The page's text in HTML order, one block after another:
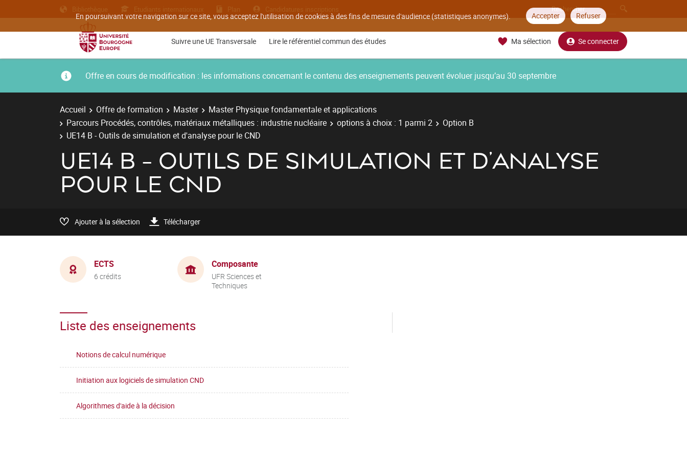
En poursuivant votre navigation sur ce site, vous acceptez l'utilisation de cookies à des fins de mesure d'audience (statistiques anonymes). Accepter Refuser
Bibliothèque Etudiants internationaux Plan Candidatures inscriptions
Suivre une UE Transversale Lire le référentiel commun des études Ma sélection Se connecter
Offre en cours de modification : les informations concernant le contenu des enseignements peuvent évoluer jusqu’au 30 septembre
Accueil Offre de formation Master
Master Physique fondamentale et applications
Parcours Procédés, contrôles, matériaux métalliques : industrie nucléaire
options à choix : 1 parmi 2
Option B
UE14 B - Outils de simulation et d'analyse pour le CND
UE14 B - OUTILS DE SIMULATION ET D'ANALYSE
POUR LE CND
Ajouter à la sélection Télécharger
ECTS
6 crédits
Composante
UFR Sciences et
Techniques
Liste des enseignements
Notions de calcul numérique
Initiation aux logiciels de simulation CND
Algorithmes d'aide à la décision